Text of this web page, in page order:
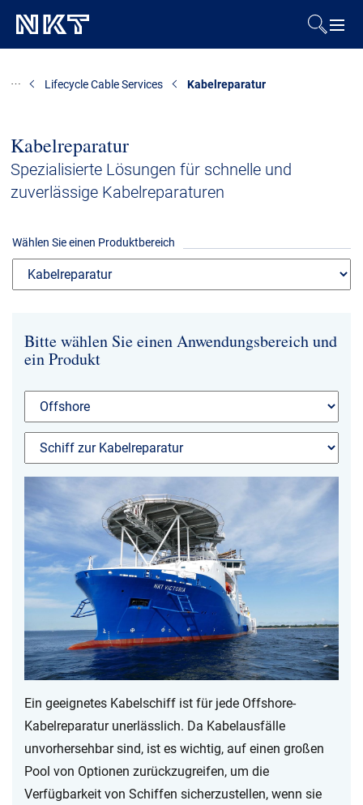
Downloads
Über uns
Kontakt Karriere
NKT Webseiten
Kabelreparatur
Spezialisierte Lösungen für schnelle und
zuverlässige Kabelreparaturen
Lifecycle Cable Services Kabelreparatur
Wählen Sie einen Produktbereich
Bitte wählen Sie einen Anwendungsbereich und
ein Produkt
Ein geeignetes Kabelschiff ist für jede Offshore-
Kabelreparatur unerlässlich. Da Kabelausfälle
unvorhersehbar sind, ist es wichtig, auf einen großen
Pool von Optionen zurückzugreifen, um die
Verfügbarkeit von Schiffen sicherzustellen, wenn sie